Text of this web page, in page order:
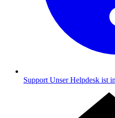
Support Unser Helpdesk ist